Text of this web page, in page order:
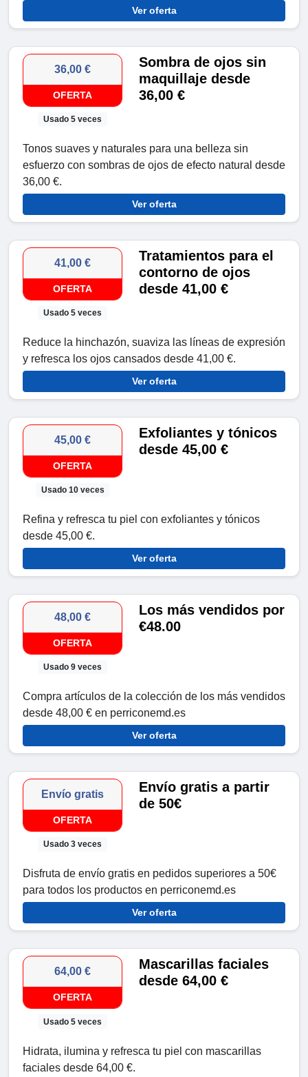
Ver oferta
36,00 €
OFERTA
Usado 5 veces
Sombra de ojos sin
maquillaje desde
36,00 €
Tonos suaves y naturales para una belleza sin
esfuerzo con sombras de ojos de efecto natural desde
36,00 €.
Ver oferta
41,00 €
OFERTA
Usado 5 veces
Tratamientos para el
contorno de ojos
desde 41,00 €
Reduce la hinchazón, suaviza las líneas de expresión
y refresca los ojos cansados ​​desde 41,00 €.
Ver oferta
45,00 €
OFERTA
Usado 10 veces
Exfoliantes y tónicos
desde 45,00 €
Refina y refresca tu piel con exfoliantes y tónicos
desde 45,00 €.
Ver oferta
48,00 €
OFERTA
Usado 9 veces
Los más vendidos por
€48.00
Compra artículos de la colección de los más vendidos
desde 48,00 € en perriconemd.es
Ver oferta
Envío gratis
OFERTA
Usado 3 veces
Envío gratis a partir
de 50€
Disfruta de envío gratis en pedidos superiores a 50€
para todos los productos en perriconemd.es
Ver oferta
64,00 €
OFERTA
Usado 5 veces
Mascarillas faciales
desde 64,00 €
Hidrata, ilumina y refresca tu piel con mascarillas
faciales desde 64,00 €.